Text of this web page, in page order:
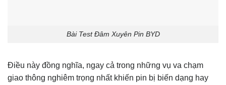
Bài Test Đâm Xuyên Pin BYD
Điều này đồng nghĩa, ngay cả trong những vụ va chạm
giao thông nghiêm trọng nhất khiến pin bị biến dạng hay